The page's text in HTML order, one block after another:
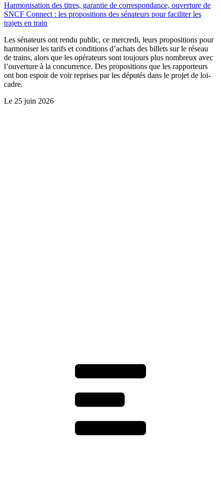
Harmonisation des titres, garantie de correspondance, ouverture de
SNCF Connect : les propositions des sénateurs pour faciliter les
trajets en train
Les sénateurs ont rendu public, ce mercredi, leurs propositions pour
harmoniser les tarifs et conditions d’achats des billets sur le réseau
de trains, alors que les opérateurs sont toujours plus nombreux avec
l’ouverture à la concurrence. Des propositions que les rapporteurs
ont bon espoir de voir reprises par les députés dans le projet de loi-
cadre.
Le 25 juin 2026